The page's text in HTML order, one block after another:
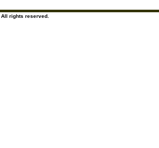
. All rights reserved.